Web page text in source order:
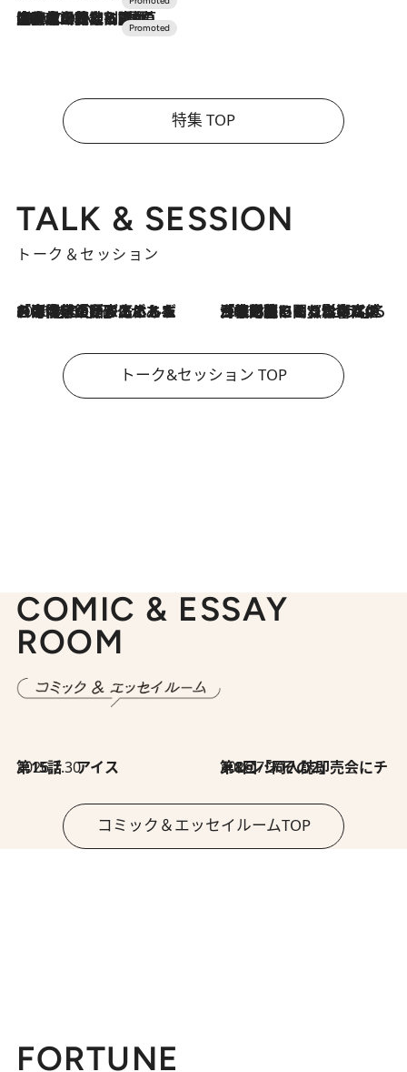
2026.7.10
NEW OPEN！【界 草津】名湯の地に誕生。趣の異なる2種の温泉と上州ならではの会席・蕎麦割烹など美食を味わう究極の癒やし旅
特集 TOP
TALK & SESSION
トーク＆セッション
2026.8.3
「今後値上げがあるとすれば…」「リスクがあるのは今年の冬」エネルギー専門家が語る、ホルムズ海峡封鎖が家庭にもたらす“ある心配” 2026.8.3
「住宅建てられない…」「サーチャージ料の高値が続いている」ホルムズ海峡封鎖による影響はいつまで続く？《エネルギー専門家に聞く“どうなる日本の暮らし”》
トーク&セッション TOP
COMIC & ESSAY
ROOM
2026.7.30
第15話 アイス 2026.7.30
第8回「同人誌即売会にチャレンジ その2」
コミック＆エッセイルームTOP
FORTUNE